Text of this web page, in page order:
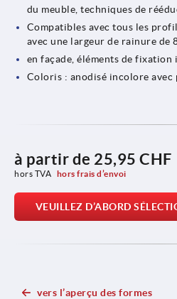
du meuble, techniques de
Compatibles avec tous les
avec une largeur de rainure de
en façade, éléments de fixation
Coloris : anodisé incolore
à partir de 25,95 CHF
hors TVA hors frais d’envoi
VEUILLEZ D’ABORD
vers l’aperçu des formes